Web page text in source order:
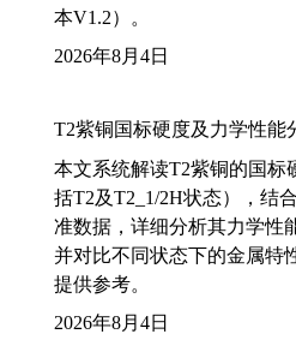
本V1.2）。
2026年8月4日
T2紫铜国标硬度及力学性能
本文系统解读T2紫铜的国标
括T2及T2_1/2H状态），结
准数据，详细分析其力学性
并对比不同状态下的金属特
提供参考。
2026年8月4日